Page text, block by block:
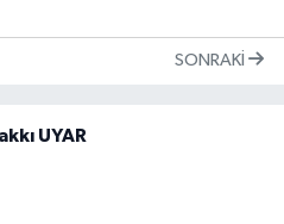
SONRAKI
UYAR